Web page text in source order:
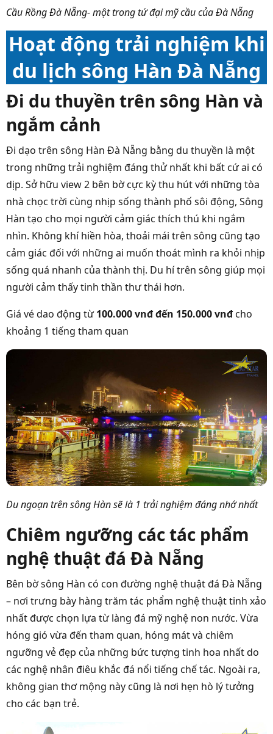
Cầu Rồng Đà Nẵng- một trong tứ đại mỹ cầu của Đà Nẵng
Hoạt động trải nghiệm khi
du lịch sông Hàn Đà Nẵng
Đi du thuyền trên sông Hàn và
ngắm cảnh
Đi dạo trên sông Hàn Đà Nẵng bằng du thuyền là một
trong những trải nghiệm đáng thử nhất khi bất cứ ai có
dịp. Sở hữu view 2 bên bờ cực kỳ thu hút với những tòa
nhà chọc trời cùng nhịp sống thành phố sôi động, Sông
Hàn tạo cho mọi người cảm giác thích thú khi ngắm
nhìn. Không khí hiền hòa, thoải mái trên sông cũng tạo
cảm giác đối với những ai muốn thoát mình ra khỏi nhịp
sống quá nhanh của thành thị. Du hí trên sông giúp mọi
người cảm thấy tinh thần thư thái hơn.
Giá vé dao động từ100.000 vnđ đến 150.000 vnđcho
khoảng 1 tiếng tham quan
Du ngoạn trên sông Hàn sẽ là 1 trải nghiệm đáng nhớ nhất
Chiêm ngưỡng các tác phẩm
nghệ thuật đá Đà Nẵng
Bên bờ sông Hàn có con đường nghệ thuật đá Đà Nẵng
– nơi trưng bày hàng trăm tác phẩm nghệ thuật tinh xảo
nhất được chọn lựa từ làng đá mỹ nghệ non nước. Vừa
hóng gió vừa đến tham quan, hóng mát và chiêm
ngưỡng vẻ đẹp của những bức tượng tinh hoa nhất do
các nghệ nhân điêu khắc đá nổi tiếng chế tác. Ngoài ra,
không gian thơ mộng này cũng là nơi hẹn hò lý tưởng
cho các bạn trẻ.